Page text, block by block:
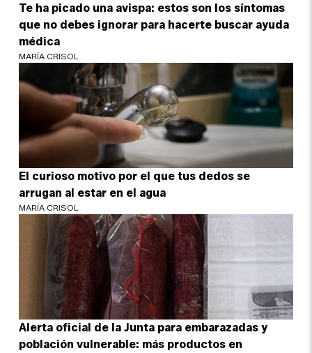
Te ha picado una avispa: estos son los síntomas
que no debes ignorar para hacerte buscar ayuda
médica
MARÍA CRISOL
El curioso motivo por el que tus dedos se
arrugan al estar en el agua
MARÍA CRISOL
Alerta oficial de la Junta para embarazadas y
población vulnerable: más productos en